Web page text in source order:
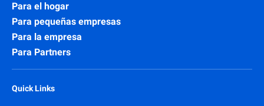
Para el hogar
Para pequeñas empresas
Para la empresa
Para Partners
Quick Links